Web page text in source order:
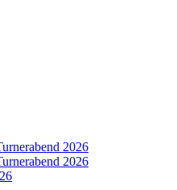
2026
2026